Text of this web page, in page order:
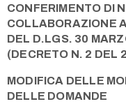
CONFERIMENTO DI
COLLABORAZIONE
DEL D.LGS. 30
(DECRETO N. 2
MODIFICA DELLE
DELLE DOMANDE